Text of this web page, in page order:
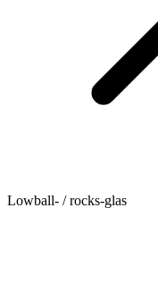
Lowball- / rocks-glas